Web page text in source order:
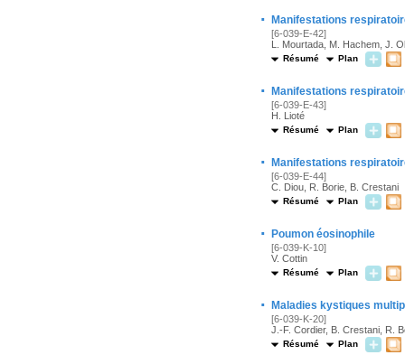
· Manifestations
[6-039-E-42]
L. Mourtada, M. Hachem, J.
Résumé Plan
· Manifestations
[6-039-E-43]
H. Lioté
Résumé Plan
· Manifestations
[6-039-E-44]
C. Diou, R. Borie, B. Crestani
Résumé Plan
· Poumon éosinophile
[6-039-K-10]
V. Cottin
Résumé Plan
· Maladies kystiques
[6-039-K-20]
J.-F. Cordier, B. Crestani, R.
Résumé Plan